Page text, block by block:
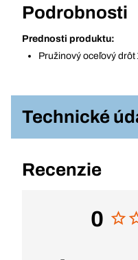
Podrobnosti
Prednosti produktu:
Pružinový oceľový
Technické
Recenzie
0